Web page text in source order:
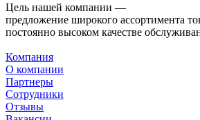
Цель нашей компании —
предложение широкого ассортимента
постоянно высоком качестве
Компания
О компании
Партнеры
Сотрудники
Отзывы